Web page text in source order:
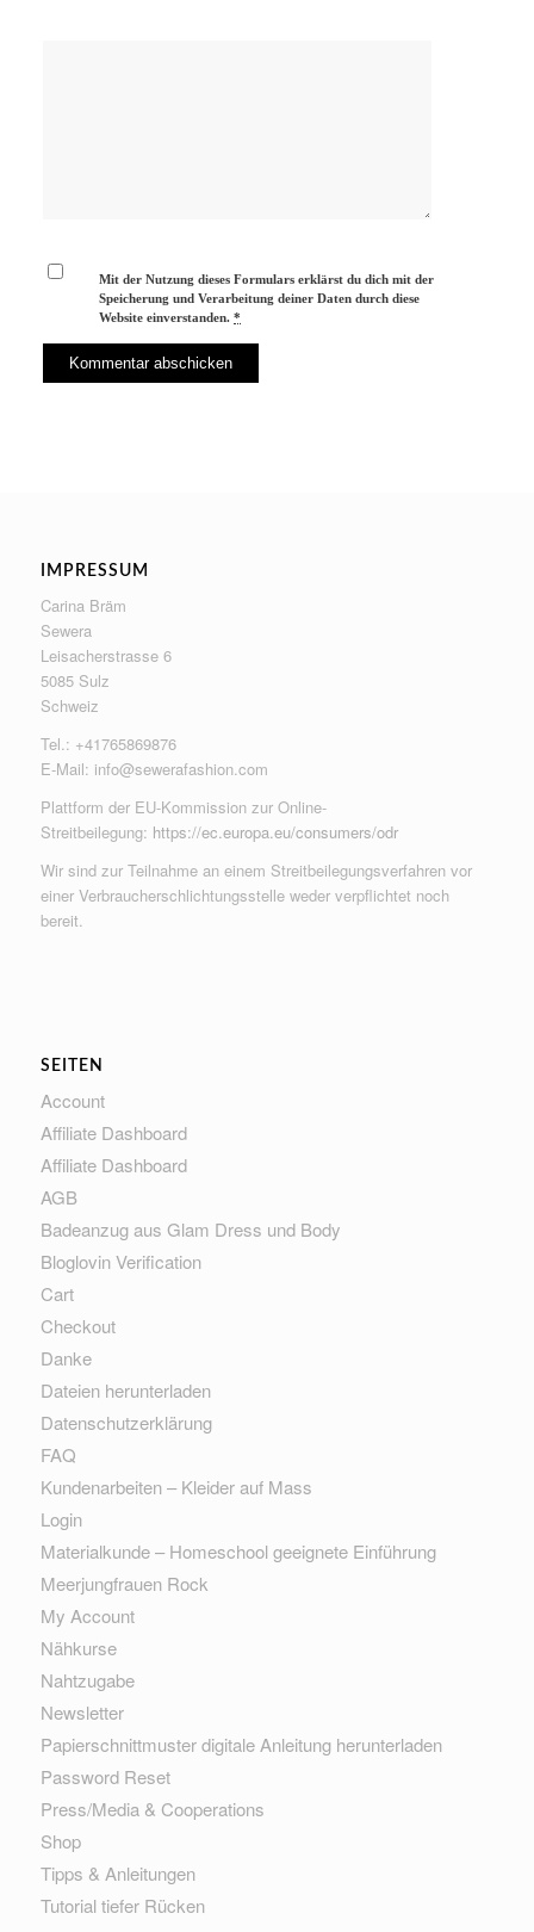
Mit der Nutzung dieses Formulars erklärst du dich mit der
Speicherung und Verarbeitung deiner Daten durch diese
Website einverstanden.*
IMPRESSUM
Carina Bräm
Sewera
Leisacherstrasse 6
5085 Sulz
Schweiz
Tel.: +41765869876
E-Mail: info@sewerafashion.com
Plattform der EU-Kommission zur Online-
Streitbeilegung: https://ec.europa.eu/consumers/odr
Wir sind zur Teilnahme an einem Streitbeilegungsverfahren vor
einer Verbraucherschlichtungsstelle weder verpflichtet noch
bereit.
SEITEN
Account
Affiliate Dashboard
Affiliate Dashboard
AGB
Badeanzug aus Glam Dress und Body
Bloglovin Verification
Cart
Checkout
Danke
Dateien herunterladen
Datenschutzerklärung
FAQ
Kundenarbeiten – Kleider auf Mass
Login
Materialkunde – Homeschool geeignete Einführung
Meerjungfrauen Rock
My Account
Nähkurse
Nahtzugabe
Newsletter
Papierschnittmuster digitale Anleitung herunterladen
Password Reset
Press/Media & Cooperations
Shop
Tipps & Anleitungen
Tutorial tiefer Rücken